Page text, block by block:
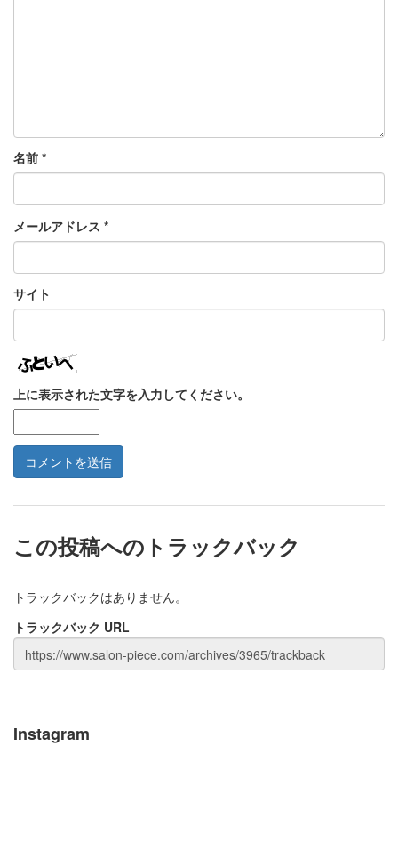
名前 *
メールアドレス *
サイト
上に表示された文字を入力してください。
この投稿へのトラックバック
トラックバックはありません。
トラックバック URL
Instagram